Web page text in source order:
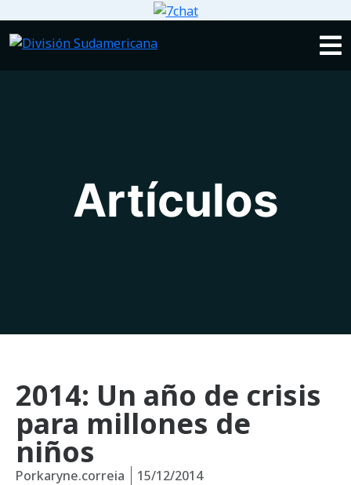
Artículos
2014: Un año de crisis
para millones de
niños
Porkaryne.correia 15/12/2014